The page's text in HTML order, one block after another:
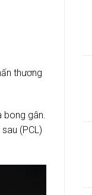
thương
bong gân.
(PCL)